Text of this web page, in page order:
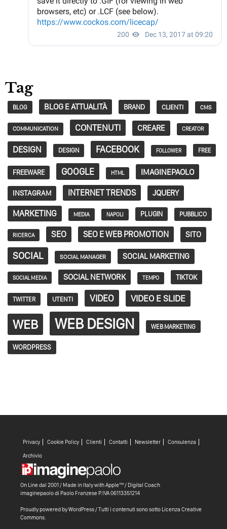
Tag
BLOG BLOG E ATTUALITÀ BRAND CLIENTI CMS
COMMUNICATION CONTENUTI CREARE CREATOR
DESIGN DESIGN FACEBOOK FOLLOWER FREE
FREEWARE GOOGLE HTML IMAGINEPAOLO
INSTAGRAM INTERNET TRENDS JQUERY
MARKETING MEDIA NAPOLI PLUGIN PUBBLICO
RICERCA SEO SEO E WEB PROMOTION SITO
SOCIAL SOCIAL MANAGER SOCIAL MARKETING
SOCIAL MEDIA SOCIAL NETWORK TEMPO TIKTOK
TWITTER UTENTI VIDEO VIDEO E SLIDE
WEB WEB DESIGN WEB MARKETING
WORDPRESS
Privacy Cookie Policy Clienti Contatti Newsletter Consulenza
Archivio
On Line dal 2001 / Made in Italy withApple™ / Digital Coach
imaginepaolo di Paolo Franzese P.IVA 06113351214
Proudly powered by WordPress/ Tutti i contenuti sono sotto Licenza Creative
Commons.